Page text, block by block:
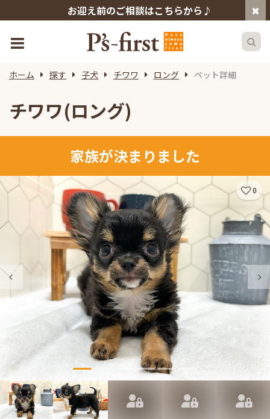
お迎え前のご相談はこちらから♪
ホーム 探す 子犬 チワワ ロング ペット詳細
チワワ(ロング)
家族が決まりました
0